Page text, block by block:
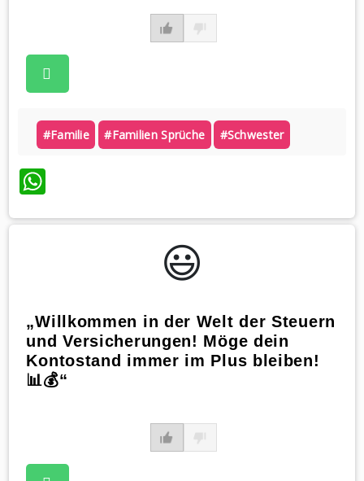
#familie #familien Sprüche #schwester
WhatsApp
😃️
„Willkommen in der Welt der Steuern
und Versicherungen! Möge dein
Kontostand immer im Plus bleiben!
📊💰“